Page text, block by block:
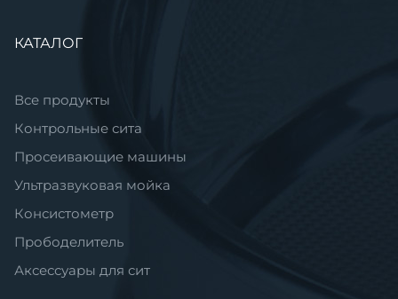
Пропустить
КАТАЛОГ
Все продукты
Контрольные сита
Просеивающие машины
Ультразвуковая мойка
Консистометр
Прободелитель
Аксессуары для сит